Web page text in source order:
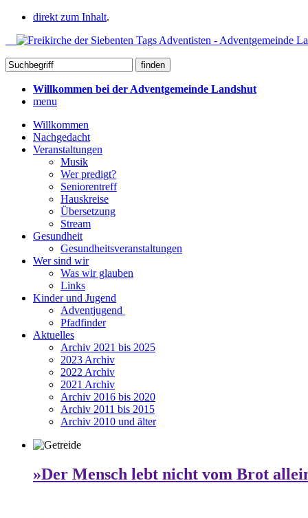
direkt zum Inhalt.
Willkommen bei der Adventgemeinde Landshut
menu
Willkommen
Nachgedacht
Veranstaltungen
Musik
Wer predigt?
Seniorentreff
Hauskreise
Übersetzung
Stream
Gesundheit
Gesundheitsveranstaltungen
Wer sind wir
Was wir glauben
Links
Kinder und Jugend
Adventjugend
Pfadfinder
Aktuelles
Archiv 2021 bis 2025
2023 Archiv
2022 Archiv
2021 Archiv
Archiv 2016 bis 2020
Archiv 2011 bis 2015
Archiv 2010 und älter
»Der Mensch lebt nicht vom Brot